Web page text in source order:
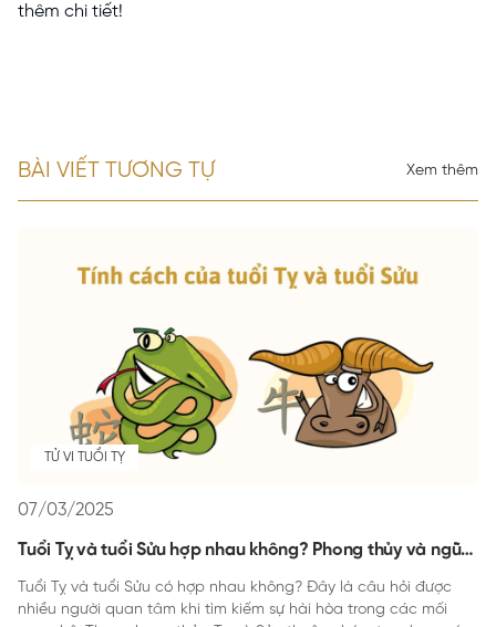
thêm chi tiết!
BÀI VIẾT TƯƠNG TỰ Xem thêm
TỬ VI TUỔI TỴ
07/03/2025
Tuổi Tỵ và tuổi Sửu hợp nhau không? Phong thủy và ngũ
hành
Tuổi Tỵ và tuổi Sửu có hợp nhau không? Đây là câu hỏi được
nhiều người quan tâm khi tìm kiếm sự hài hòa trong các mối